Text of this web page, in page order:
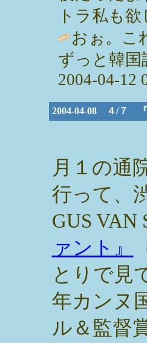
トラ私も
おぉ。こ
ずっと韓
2004-04-12
2004-04-08 ４/７ 『
月１の通
行って、
GUS VAN
ァント』
とりで見
年カンヌ
ル＆監督